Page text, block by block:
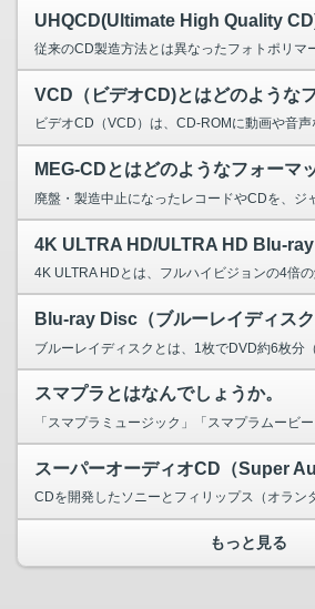
MEG-CDとはどのようなフォーマ
スマプラとはなんでしょうか。
もっと見る